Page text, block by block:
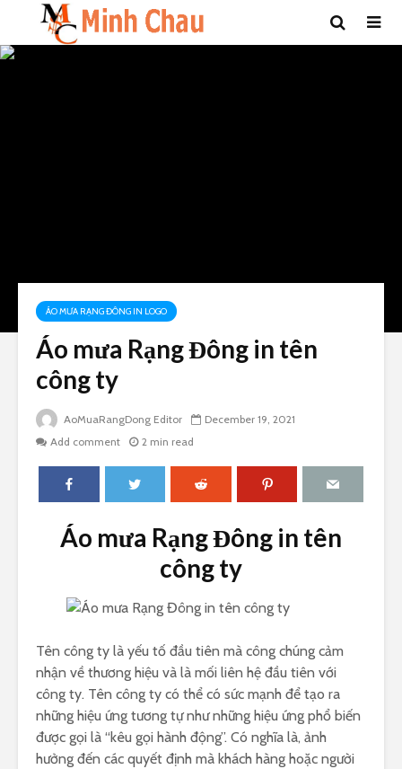
ÁO MƯA RẠNG ĐÔNG IN LOGO
Áo mưa Rạng Đông in tên
công ty
AoMuaRangDong Editor
December 19, 2021
Add comment
2 min read
Áo mưa Rạng Đông in tên
công ty
Tên công ty là yếu tố đầu tiên mà công chúng cảm
nhận về thương hiệu và là mối liên hệ đầu tiên với
công ty. Tên công ty có thể có sức mạnh để tạo ra
những hiệu ứng tương tự như những hiệu ứng phổ biến
được gọi là “kêu gọi hành động”. Có nghĩa là, ảnh
hưởng đến các quyết định mà khách hàng hoặc người